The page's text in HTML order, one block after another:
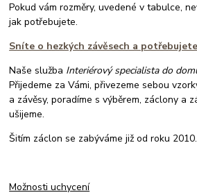
Pokud vám rozměry, uvedené v tabulce,
jak potřebujete.
Sníte o hezkých závěsech a
Naše služba Interiérový specialista do
Přijedeme za Vámi, přivezeme sebou
a závěsy, poradíme s výběrem, záclony a
ušijeme.
Šitím záclon se zabýváme již od roku 2010.
Možnosti uchycení